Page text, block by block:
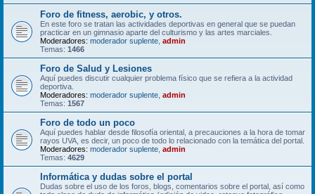
Foro de fitness, aerobic, y otros.
En este foro se tratan las actividades deportivas en general que se puedan
practicar en un gimnasio aparte del culturismo y las artes marciales.
Moderadores: moderador suplente admin
Temas: 1466
Foro de Salud y Lesiones
Aquí puedes discutir cualquier problema físico que se refiera a la actividad
deportiva.
Moderadores: moderador suplente admin
Temas: 1567
Foro de todo un poco
Aquí puedes hablar desde filosofía oriental, a precauciones a la hora de tomar
rayos UVA, es decir, un poco de todo lo relacionado con la temática del portal.
Moderadores: moderador suplente admin
Temas: 4629
Informática y dudas sobre el portal
Dudas sobre el uso de los foros, blogs, comentarios sobre el portal, así como